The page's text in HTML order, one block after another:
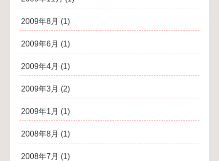
2009年8月 (1)
2009年6月 (1)
2009年4月 (1)
2009年3月 (2)
2009年1月 (1)
2008年8月 (1)
2008年7月 (1)